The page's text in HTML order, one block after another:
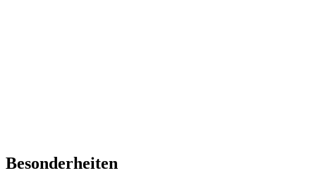
Besonderheiten